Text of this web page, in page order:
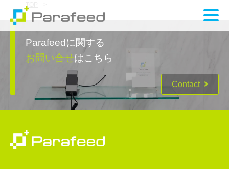
TOP
Parafeedに関する
お問い合せはこちら
Contact